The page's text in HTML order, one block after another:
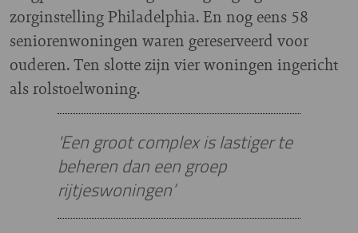
zorginstelling Philadelphia. En nog eens 58
seniorenwoningen waren gereserveerd voor
ouderen. Ten slotte zijn vier woningen ingericht
als rolstoelwoning.
'Een groot complex is lastiger te
beheren dan een groep
rijtjeswoningen’